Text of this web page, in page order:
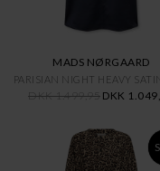
MADS NØRGAARD
PARISIAN NIGHT HEAVY
DKK 1.499,95 DKK